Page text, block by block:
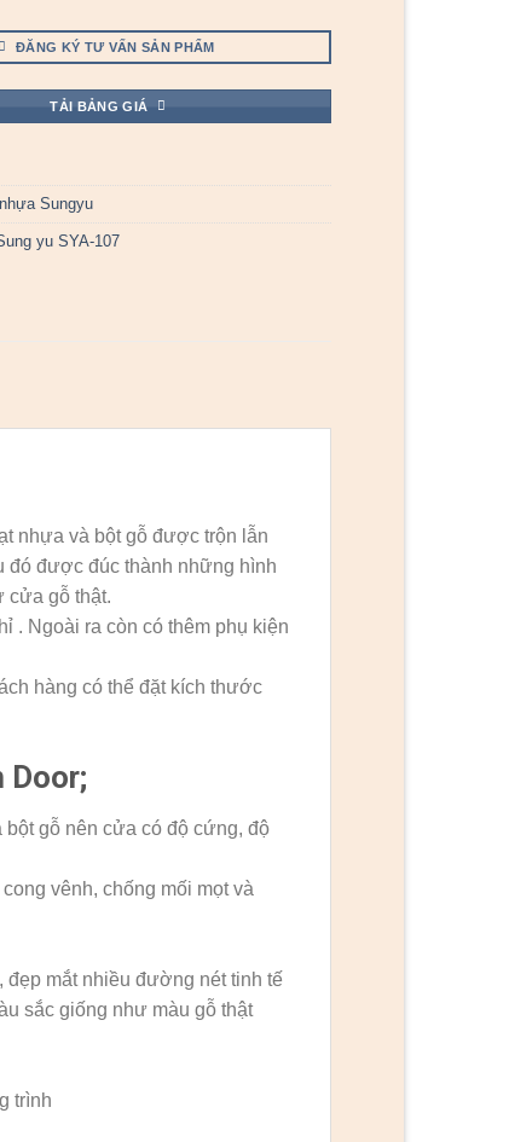
ĐĂNG KÝ TƯ VẤN SẢN PHẨM
TẢI BẢNG GIÁ
Sungyu
yu SYA-107
nhựa và bột gỗ được trộn lẫn
đó được đúc thành những hình
cửa gỗ thật.
. Ngoài ra còn có thêm phụ kiện
hàng có thể đặt kích thước
Door;
gỗ nên cửa có độ cứng, độ
vênh, chống mối mọt và
mắt nhiều đường nét tinh tế
sắc giống như màu gỗ thật
trình